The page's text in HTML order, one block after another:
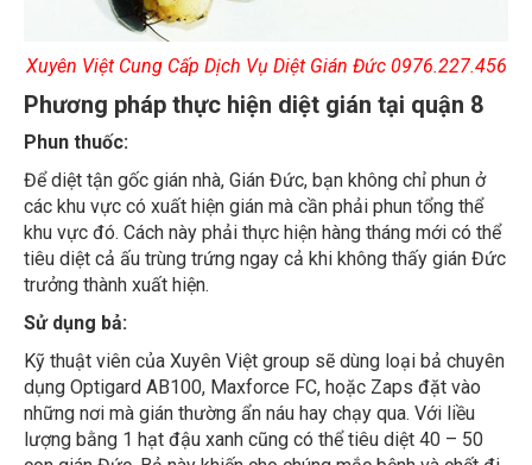
Xuyên Việt Cung Cấp Dịch Vụ Diệt Gián Đức 0976.227.456
Phương pháp thực hiện diệt gián tại quận 8
Phun thuốc:
Để diệt tận gốc gián nhà, Gián Đức, bạn không chỉ phun ở
các khu vực có xuất hiện gián mà cần phải phun tổng thể
khu vực đó. Cách này phải thực hiện hàng tháng mới có thể
tiêu diệt cả ấu trùng trứng ngay cả khi không thấy gián Đức
trưởng thành xuất hiện.
Sử dụng bả:
Kỹ thuật viên của Xuyên Việt group sẽ dùng loại bả chuyên
dụng Optigard AB100, Maxforce FC, hoặc Zaps đặt vào
những nơi mà gián thường ẩn náu hay chạy qua. Với liều
lượng bằng 1 hạt đậu xanh cũng có thể tiêu diệt 40 – 50
con gián Đức. Bả này khiến cho chúng mắc bệnh và chết đi,